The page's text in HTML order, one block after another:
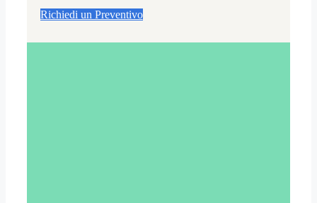
Richiedi un Preventivo